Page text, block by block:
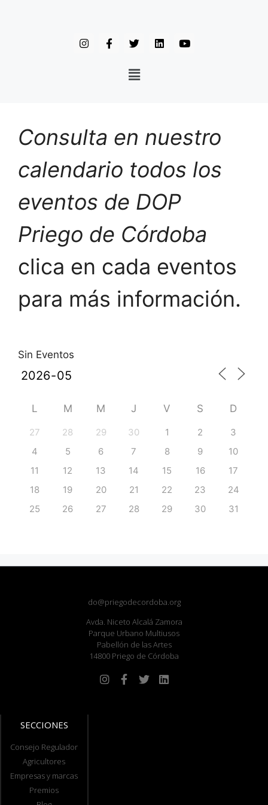
Consulta en nuestro
calendario todos los
eventos de DOP
Priego de Córdoba
clica en cada eventos
para más información.
Sin Eventos
L M M J V S D
27 28 29 30 1 2
3
4
5 6 7 8 9
10
11
12 13 14 15 16
17
18
19 20 21 22 23
24
25
26 27 28 29 30 31
do@priegodecordoba.org
Avda. Niceto Alcalá Zamora
Parque Urbano Multiusos
Pabellón de las Artes
14800 Priego de Córdoba
SECCIONES
Consejo Regulador
Agricultores
Empresas y marcas
Premios